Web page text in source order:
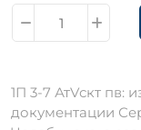
1П 3-7 АтVскт пв:
документации